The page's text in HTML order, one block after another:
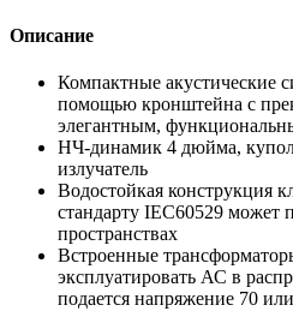
Описание
Компактные акустические
помощью кронштейна с
элегантным,
НЧ-динамик 4 дюйма,
излучатель
Водостойкая конструкция
стандарту IEC60529 может
пространствах
Встроенные
эксплуатировать АС в
подается напряжение 70